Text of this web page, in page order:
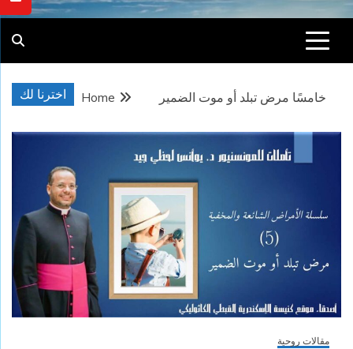
اخترنا لك Home خامسًا مرض تبلد أو موت الضمير
مقالات روحية